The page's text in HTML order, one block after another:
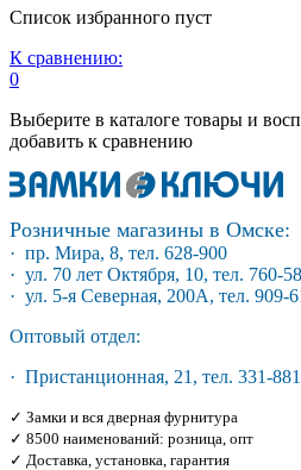
Список избранного пуст
К сравнению:
0
Выберите в каталоге товары и
добавить к сравнению
Розничные магазины в Омске:
· пр. Мира, 8, тел. 628-900
· ул. 70 лет Октября, 10, тел. 760-
· ул. 5-я Северная, 200А, тел. 909-
Оптовый отдел:
· Пристанционная, 21, тел. 331-881
✓ Замки и вся дверная фурнитура
✓ 8500 наименований: розница, опт
✓ Доставка, установка, гарантия